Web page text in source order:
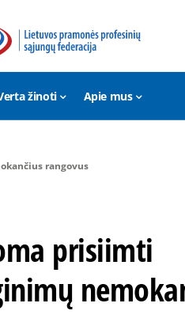
žinoti Apie mus
rangovus
prisiimti